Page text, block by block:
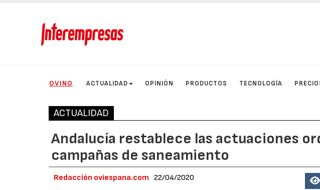
OVINO ACTUALIDAD OPINIÓN PRODUCTOS TECNOLOGÍA
ACTUALIDAD
Andalucía restablece las actuaciones
campañas de saneamiento
Redacción oviespana.com 22/04/2020